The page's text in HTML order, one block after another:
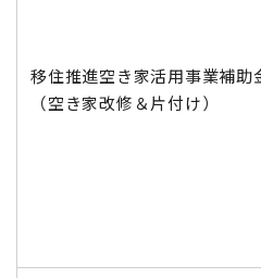
移住推進空き家活用事業補助
（空き家改修＆片付け）